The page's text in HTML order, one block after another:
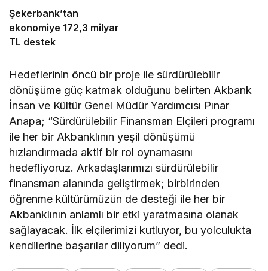
Şekerbank’tan
ekonomiye 172,3 milyar
TL destek
Hedeflerinin öncü bir proje ile sürdürülebilir
dönüşüme güç katmak olduğunu belirten Akbank
İnsan ve Kültür Genel Müdür Yardımcısı Pınar
Anapa; “Sürdürülebilir Finansman Elçileri programı
ile her bir Akbanklının yeşil dönüşümü
hızlandırmada aktif bir rol oynamasını
hedefliyoruz. Arkadaşlarımızı sürdürülebilir
finansman alanında geliştirmek; birbirinden
öğrenme kültürümüzün de desteği ile her bir
Akbanklının anlamlı bir etki yaratmasına olanak
sağlayacak. İlk elçilerimizi kutluyor, bu yolculukta
kendilerine başarılar diliyorum” dedi.